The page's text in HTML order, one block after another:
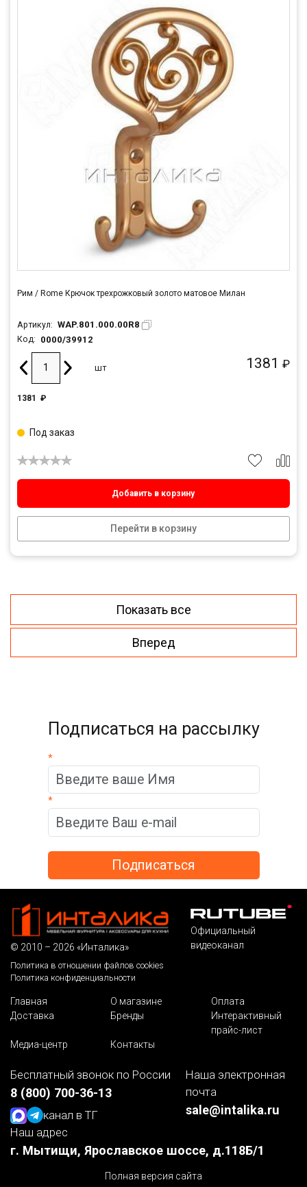
Рим / Rome Крючок трехрожковый золото матовое Милан
Артикул: WAP.801.000.00R8
Код: 0000/39912
1381 ₽
шт
1381 ₽
Добавить в корзину
Перейти в корзину
Под заказ
Показать все
Вперед
Подписаться на рассылку
*
*
© 2010 – 2026 «Инталика»
Политика в отношении файлов cookies
Политика конфиденциальности
Официальный
видеоканал
Главная О магазине
Оплата
Доставка
Бренды
Интерактивный
прайс-лист
Медиа-центр
Контакты
Бесплатный звонок по России
8 (800) 700-36-13
канал в ТГ
Наша электронная
почта
sale@intalika.ru
Наш адрес
г. Мытищи, Ярославское шоссе, д.118Б/1
Полная версия сайта